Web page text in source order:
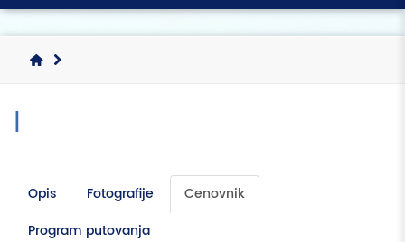
|
Opis Fotografije
Cenovnik
Program putovanja